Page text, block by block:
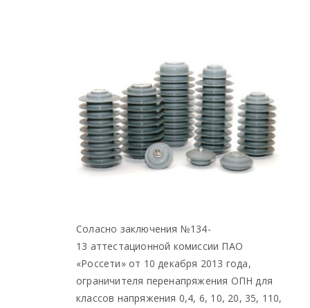
Cоласно заключения №134-
13 аттестационной комиссии ПАО
«Россети» от 10 декабря 2013 года,
ограничителя перенапряжения ОПН для
классов напряжения 0,4, 6, 10, 20, 35, 110,